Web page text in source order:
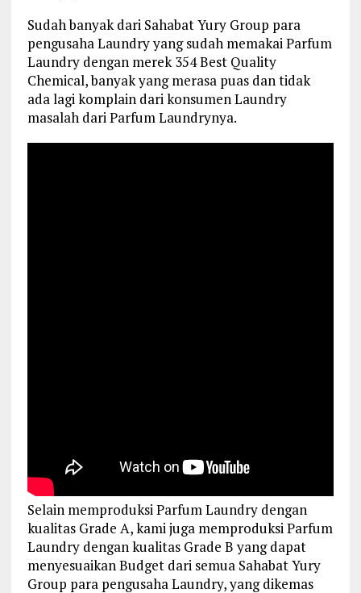
Sudah banyak dari Sahabat Yury Group para
pengusaha Laundry yang sudah memakai Parfum
Laundry dengan merek 354 Best Quality
Chemical, banyak yang merasa puas dan tidak
ada lagi komplain dari konsumen Laundry
masalah dari Parfum Laundrynya.
Selain memproduksi Parfum Laundry dengan
kualitas Grade A, kami juga memproduksi Parfum
Laundry dengan kualitas Grade B yang dapat
menyesuaikan Budget dari semua Sahabat Yury
Group para pengusaha Laundry, yang dikemas